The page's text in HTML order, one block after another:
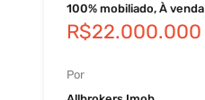
100% mobiliado, À venda
R$22.000.000
Por